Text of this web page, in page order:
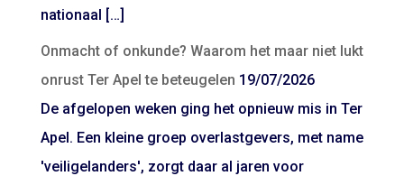
nationaal […]
Onmacht of onkunde? Waarom het maar niet lukt
onrust Ter Apel te beteugelen 19/07/2026
De afgelopen weken ging het opnieuw mis in Ter
Apel. Een kleine groep overlastgevers, met name
'veiligelanders', zorgt daar al jaren voor